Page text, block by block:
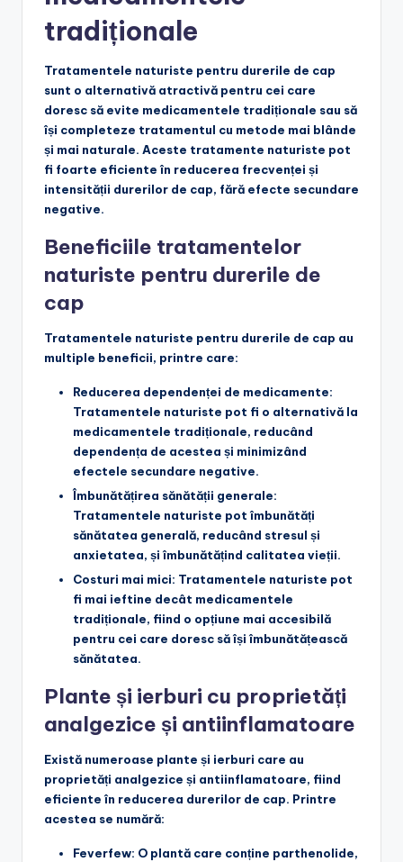
tradiționale
Tratamentele naturiste pentru durerile de cap
sunt o alternativă atractivă pentru cei care
doresc să evite medicamentele tradiționale sau să
își completeze tratamentul cu metode mai blânde
și mai naturale. Aceste tratamente naturiste pot
fi foarte eficiente în reducerea frecvenței și
intensității durerilor de cap, fără efecte secundare
negative.
Beneficiile tratamentelor
naturiste pentru durerile de
cap
Tratamentele naturiste pentru durerile de cap au
multiple beneficii, printre care:
Reducerea dependenței de medicamente:
Tratamentele naturiste pot fi o alternativă la
medicamentele tradiționale, reducând
dependența de acestea și minimizând
efectele secundare negative.
Îmbunătățirea sănătății generale:
Tratamentele naturiste pot îmbunătăți
sănătatea generală, reducând stresul și
anxietatea, și îmbunătățind calitatea vieții.
Costuri mai mici: Tratamentele naturiste pot
fi mai ieftine decât medicamentele
tradiționale, fiind o opțiune mai accesibilă
pentru cei care doresc să își îmbunătățească
sănătatea.
Plante și ierburi cu proprietăți
analgezice și antiinflamatoare
Există numeroase plante și ierburi care au
proprietăți analgezice și antiinflamatoare, fiind
eficiente în reducerea durerilor de cap. Printre
acestea se numără:
Feverfew: O plantă care conține parthenolide,